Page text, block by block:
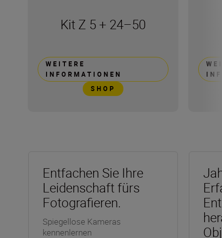
Kit Z 5 + 24–50
WEITERE
INFORMATIONEN
SHOP
Entfachen Sie Ihre
Leidenschaft fürs
Fotografieren.
Spiegellose Kameras
kennenlernen